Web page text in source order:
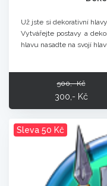
Už jste si dekorativní
Vytvářejte postavy a
hlavu nasadte na svojí
500,- Kč
300,- Kč
Sleva 50 Kč